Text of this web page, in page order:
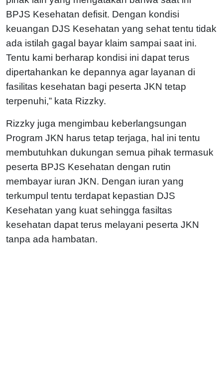
BPJS Kesehatan defisit. Dengan kondisi
keuangan DJS Kesehatan yang sehat tentu tidak
ada istilah gagal bayar klaim sampai saat ini.
Tentu kami berharap kondisi ini dapat terus
dipertahankan ke depannya agar layanan di
fasilitas kesehatan bagi peserta JKN tetap
terpenuhi,” kata Rizzky.
Rizzky juga mengimbau keberlangsungan
Program JKN harus tetap terjaga, hal ini tentu
membutuhkan dukungan semua pihak termasuk
peserta BPJS Kesehatan dengan rutin
membayar iuran JKN. Dengan iuran yang
terkumpul tentu terdapat kepastian DJS
Kesehatan yang kuat sehingga fasiltas
kesehatan dapat terus melayani peserta JKN
tanpa ada hambatan.